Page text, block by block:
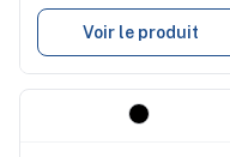
Voir le produit